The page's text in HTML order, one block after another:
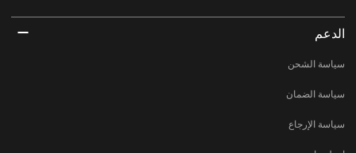
الدعم
سياسة الشحن
سياسة الضمان
سياسة الإرجاع